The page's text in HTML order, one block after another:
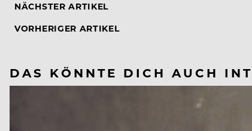
NÄCHSTER ARTIKEL
VORHERIGER ARTIKEL
DAS KÖNNTE DICH AUCH